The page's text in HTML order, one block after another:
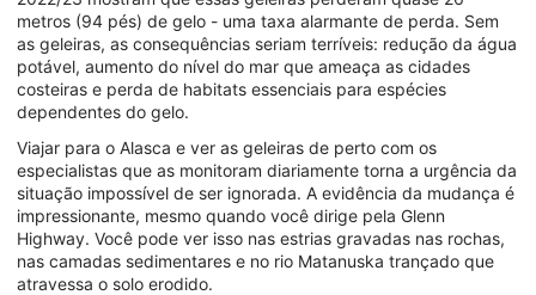
metros (94 pés) de gelo - uma taxa alarmante de perda. Sem
as geleiras, as consequências seriam terríveis: redução da água
potável, aumento do nível do mar que ameaça as cidades
costeiras e perda de habitats essenciais para espécies
dependentes do gelo.
Viajar para o Alasca e ver as geleiras de perto com os
especialistas que as monitoram diariamente torna a urgência da
situação impossível de ser ignorada. A evidência da mudança é
impressionante, mesmo quando você dirige pela Glenn
Highway. Você pode ver isso nas estrias gravadas nas rochas,
nas camadas sedimentares e no rio Matanuska trançado que
atravessa o solo erodido.